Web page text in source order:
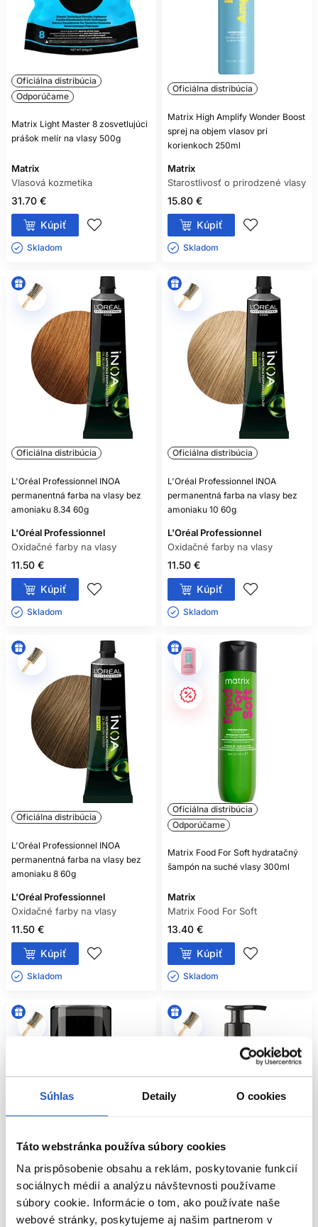
Súhlas Detaily O cookies
Táto webstránka používa súbory cookies
Na prispôsobenie obsahu a reklám, poskytovanie funkcií
sociálnych médií a analýzu návštevnosti používame
súbory cookie. Informácie o tom, ako používate naše
webové stránky, poskytujeme aj našim partnerom v
Oficiálna distribúcia
Odporúčame
Matrix Light Master 8 zosvetlujúci
prášok melír na vlasy 500g
Matrix
Vlasová kozmetika
31.70 €
Kúpiť
Skladom ㅤ
Oficiálna distribúcia
Matrix High Amplify Wonder Boost
sprej na objem vlasov pri
korienkoch 250ml
Matrix
Starostlivosť o prirodzené vlasy
15.80 €
Kúpiť
Skladom ㅤ
Oficiálna distribúcia
L'Oréal Professionnel INOA
permanentná farba na vlasy bez
amoniaku 8.34 60g
L'Oréal Professionnel
Oxidačné farby na vlasy
11.50 €
Kúpiť
Skladom ㅤ
Oficiálna distribúcia
L'Oréal Professionnel INOA
permanentná farba na vlasy bez
amoniaku 10 60g
L'Oréal Professionnel
Oxidačné farby na vlasy
11.50 €
Kúpiť
Skladom ㅤ
Oficiálna distribúcia
L'Oréal Professionnel INOA
permanentná farba na vlasy bez
amoniaku 8 60g
L'Oréal Professionnel
Oxidačné farby na vlasy
11.50 €
Kúpiť
Skladom ㅤ
Oficiálna distribúcia
Odporúčame
Matrix Food For Soft hydratačný
šampón na suché vlasy 300ml
Matrix
Matrix Food For Soft
13.40 €
Kúpiť
Skladom ㅤ
Oficiálna distribúcia
L'Oréal Professionnel Metal Detox
ochranný krém proti kovovým
Oficiálna distribúcia
L'Oréal Professionnel Absolut
Repair šampón na poškodené